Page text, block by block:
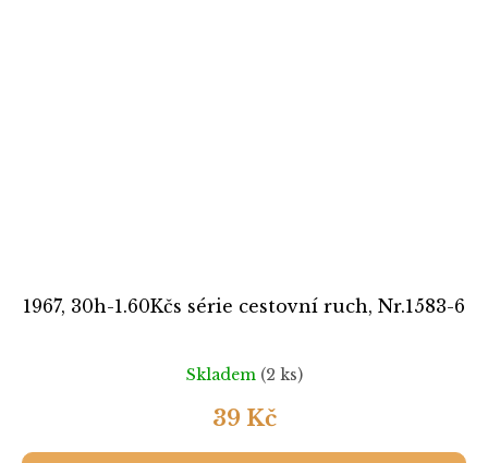
1967, 30h-1.60Kčs série cestovní ruch, Nr.1583-6
Skladem (2 ks)
39 Kč